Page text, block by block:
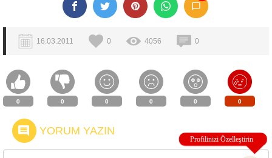
16.03.2011 0 4056 0
0 0 0 0 0 0
YORUM YAZIN